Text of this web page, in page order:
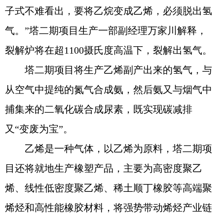
子式不难看出，要将乙烷变成乙烯，必须脱出氢
气。”塔二期项目生产一部副经理万家川解释，
裂解炉将在超1100摄氏度高温下，裂解出氢气。
塔二期项目将生产乙烯副产出来的氢气，与
从空气中提纯的氮气合成氨，然后氨又与烟气中
捕集来的二氧化碳合成尿素，既实现碳减排
又“变废为宝”。
乙烯是一种气体，以乙烯为原料，塔二期项
目还将就地生产橡塑产品，主要为高密度聚乙
烯、线性低密度聚乙烯、稀土顺丁橡胶等高端聚
烯烃和高性能橡胶材料，将强势带动烯烃产业链